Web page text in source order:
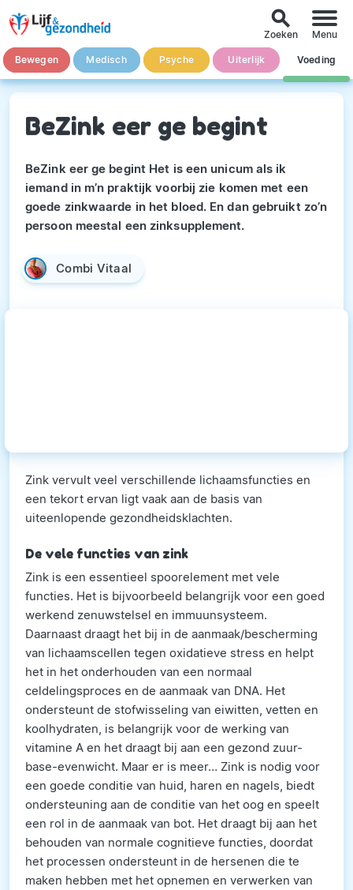
Bewegen Medisch Psyche Uiterlijk Voeding
search
Zoeken Menu
BeZink eer ge begint
BeZink eer ge begint Het is een unicum als ik
iemand in m’n praktijk voorbij zie komen met een
goede zinkwaarde in het bloed. En dan gebruikt zo’n
persoon meestal een zinksupplement.
Combi Vitaal
Zink vervult veel verschillende lichaamsfuncties en
een tekort ervan ligt vaak aan de basis van
uiteenlopende gezondheidsklachten.
De vele functies van zink
Zink is een essentieel spoorelement met vele
functies. Het is bijvoorbeeld belangrijk voor een goed
werkend zenuwstelsel en immuunsysteem.
Daarnaast draagt het bij in de aanmaak/bescherming
van lichaamscellen tegen oxidatieve stress en helpt
het in het onderhouden van een normaal
celdelingsproces en de aanmaak van DNA. Het
ondersteunt de stofwisseling van eiwitten, vetten en
koolhydraten, is belangrijk voor de werking van
vitamine A en het draagt bij aan een gezond zuur-
base-evenwicht. Maar er is meer… Zink is nodig voor
een goede conditie van huid, haren en nagels, biedt
ondersteuning aan de conditie van het oog en speelt
een rol in de aanmaak van bot. Het draagt bij aan het
behouden van normale cognitieve functies, doordat
het processen ondersteunt in de hersenen die te
maken hebben met het opnemen en verwerken van